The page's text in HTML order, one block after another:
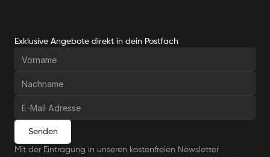
Exklusive Angebote direkt in dein Postfach
Senden
Mit der Eintragung in unseren kostenfreien Newsletter